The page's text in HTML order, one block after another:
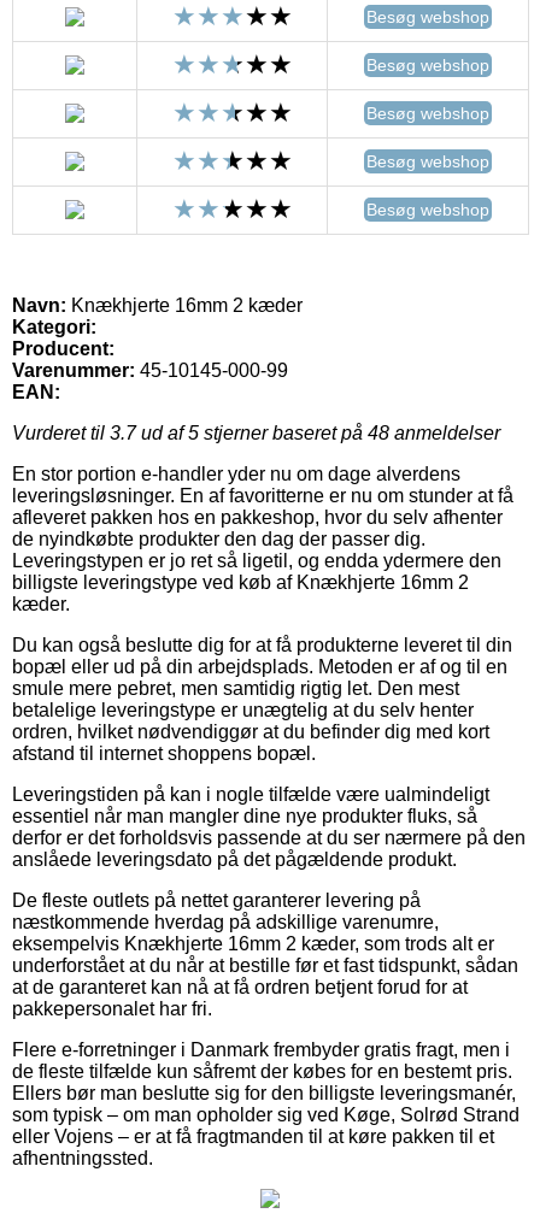
Besøg webshop
Besøg webshop
Besøg webshop
Besøg webshop
Besøg webshop
Navn: Knækhjerte 16mm 2 kæder
Kategori:
Producent:
Varenummer: 45-10145-000-99
EAN:
Vurderet til 3.7ud af 5 stjerner baseret på 48 anmeldelser
En stor portion e-handler yder nu om dage alverdens
leveringsløsninger. En af favoritterne er nu om stunder at få
afleveret pakken hos en pakkeshop, hvor du selv afhenter
de nyindkøbte produkter den dag der passer dig.
Leveringstypen er jo ret så ligetil, og endda ydermere den
billigste leveringstype ved køb af Knækhjerte 16mm 2
kæder.
Du kan også beslutte dig for at få produkterne leveret til din
bopæl eller ud på din arbejdsplads. Metoden er af og til en
smule mere pebret, men samtidig rigtig let. Den mest
betalelige leveringstype er unægtelig at du selv henter
ordren, hvilket nødvendiggør at du befinder dig med kort
afstand til internet shoppens bopæl.
Leveringstiden på kan i nogle tilfælde være ualmindeligt
essentiel når man mangler dine nye produkter fluks, så
derfor er det forholdsvis passende at du ser nærmere på den
anslåede leveringsdato på det pågældende produkt.
De fleste outlets på nettet garanterer levering på
næstkommende hverdag på adskillige varenumre,
eksempelvis Knækhjerte 16mm 2 kæder, som trods alt er
underforstået at du når at bestille før et fast tidspunkt, sådan
at de garanteret kan nå at få ordren betjent forud for at
pakkepersonalet har fri.
Flere e-forretninger i Danmark frembyder gratis fragt, men i
de fleste tilfælde kun såfremt der købes for en bestemt pris.
Ellers bør man beslutte sig for den billigste leveringsmanér,
som typisk – om man opholder sig ved Køge, Solrød Strand
eller Vojens – er at få fragtmanden til at køre pakken til et
afhentningssted.